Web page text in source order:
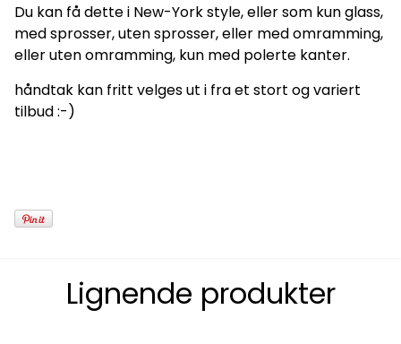
Du kan få dette i New-York style, eller som kun glass,
med sprosser, uten sprosser, eller med omramming,
eller uten omramming, kun med polerte kanter.
håndtak kan fritt velges ut i fra et stort og variert
tilbud :-)
Lignende produkter